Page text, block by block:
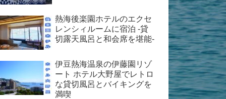
熱海後楽園ホテルのエクセ
レンシィルームに宿泊 -貸
切露天風呂と和会席を堪能-
伊豆熱海温泉の伊藤園リゾ
ート ホテル大野屋でレトロ
な貸切風呂とバイキングを
満喫